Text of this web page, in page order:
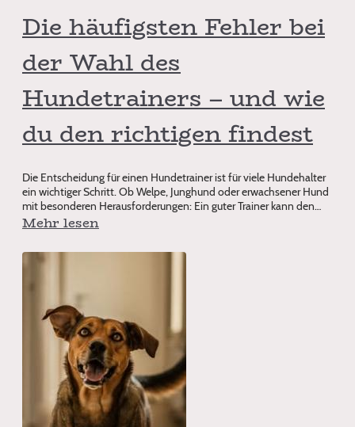
Die häufigsten Fehler bei
der Wahl des
Hundetrainers – und wie
du den richtigen findest
Die Entscheidung für einen Hundetrainer ist für viele Hundehalter
ein wichtiger Schritt. Ob Welpe, Junghund oder erwachsener Hund
mit besonderen Herausforderungen: Ein guter Trainer kann den
Alltag deutlich entspannen. Gleichzeitig gibt es große
vorschnell wählt, riskiert Frust, unnötige Kosten und im
schlimmsten Fall sogar Rückschritte im Training. Warum…
Mehr lesen